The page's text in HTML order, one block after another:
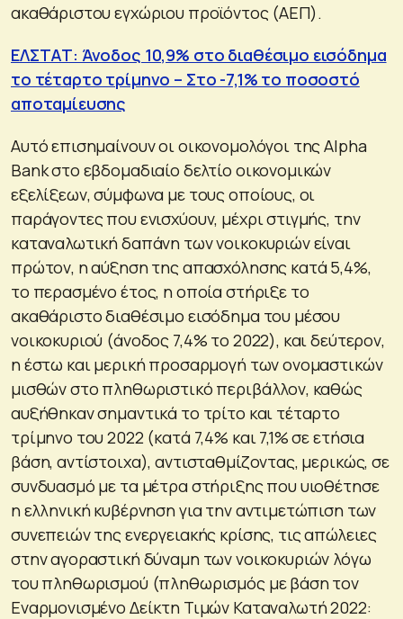
ακαθάριστου εγχώριου προϊόντος (ΑΕΠ).
ΕΛΣΤΑΤ: Άνοδος 10,9% στο διαθέσιμο εισόδημα
το τέταρτο τρίμηνο – Στο -7,1% το ποσοστό
αποταμίευσης
Αυτό επισημαίνουν οι οικονομολόγοι της Alpha
Bank στο εβδομαδιαίο δελτίο οικονομικών
εξελίξεων, σύμφωνα με τους οποίους, οι
παράγοντες που ενισχύουν, μέχρι στιγμής, την
καταναλωτική δαπάνη των νοικοκυριών είναι
πρώτον, η αύξηση της απασχόλησης κατά 5,4%,
το περασμένο έτος, η οποία στήριξε το
ακαθάριστο διαθέσιμο εισόδημα του μέσου
νοικοκυριού (άνοδος 7,4% το 2022), και δεύτερον,
η έστω και μερική προσαρμογή των ονομαστικών
μισθών στο πληθωριστικό περιβάλλον, καθώς
αυξήθηκαν σημαντικά το τρίτο και τέταρτο
τρίμηνο του 2022 (κατά 7,4% και 7,1% σε ετήσια
βάση, αντίστοιχα), αντισταθμίζοντας, μερικώς, σε
συνδυασμό με τα μέτρα στήριξης που υιοθέτησε
η ελληνική κυβέρνηση για την αντιμετώπιση των
συνεπειών της ενεργειακής κρίσης, τις απώλειες
στην αγοραστική δύναμη των νοικοκυριών λόγω
του πληθωρισμού (πληθωρισμός με βάση τον
Εναρμονισμένο Δείκτη Τιμών Καταναλωτή 2022: